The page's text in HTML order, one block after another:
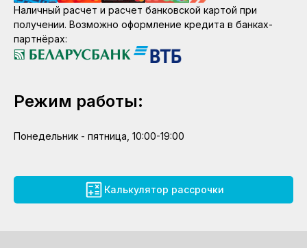
Наличный расчет и расчет банковской картой при
получении. Возможно оформление кредита в банках-
партнёрах:
Режим работы:
Понедельник - пятница, 10:00-19:00
Калькулятор рассрочки